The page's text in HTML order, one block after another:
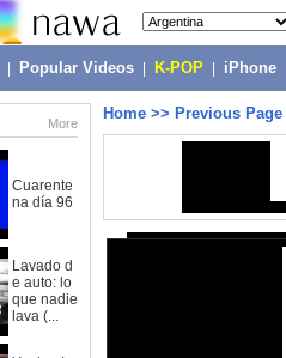
Popular Videos K-POP iPhone
More
Cuarente
na día 96
Lavado d
e auto: lo
que nadie
lava (...
Home >> Previous Page